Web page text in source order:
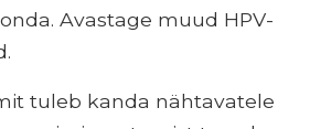
Avastage muud HPV-
tuleb kanda nähtavatele